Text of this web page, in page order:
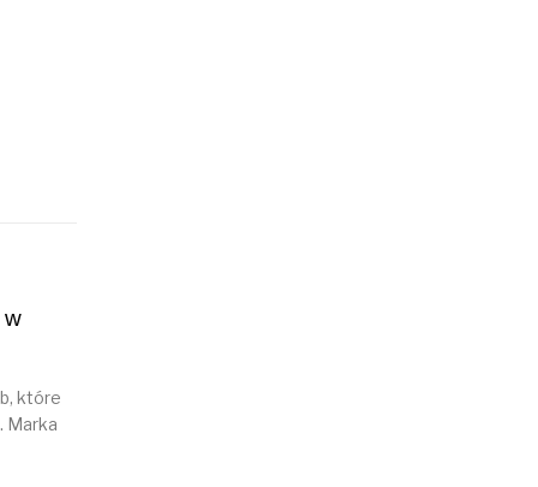
w
które
Marka